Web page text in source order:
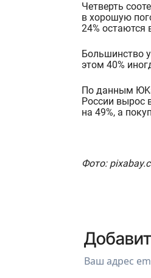
Четверть
в хорошую
24% остаются
Большинство
этом 40%
По данным
России вырос
на 49%, а
Фото:
Ваш адрес